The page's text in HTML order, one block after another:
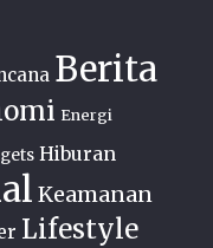
Berita
Energi
Hiburan
Keamanan
Lifestyle